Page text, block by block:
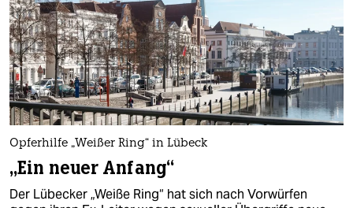
Opferhilfe „Weißer Ring“ in Lübeck
„Ein neuer Anfang“
Der Lübecker „Weiße Ring“ hat sich nach Vorwürfen